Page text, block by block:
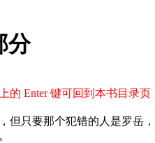
分
Enter 键可回到本书目录页
只要那个犯错的人是罗岳，